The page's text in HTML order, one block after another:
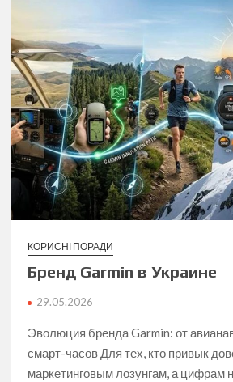
КОРИСНІ ПОРАДИ
Бренд Garmin в Украине
29.05.2026
Эволюция бренда Garmin: от
смарт-часов Для тех, кто привык
маркетинговым лозунгам, а цифрам